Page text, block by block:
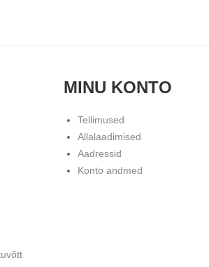
MINU KONTO
Tellimused
Allalaadimised
Aadressid
Konto andmed